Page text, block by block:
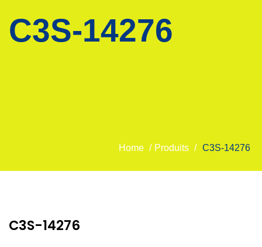
C3S-14276
Home / Produits / C3S-14276
C3S-14276